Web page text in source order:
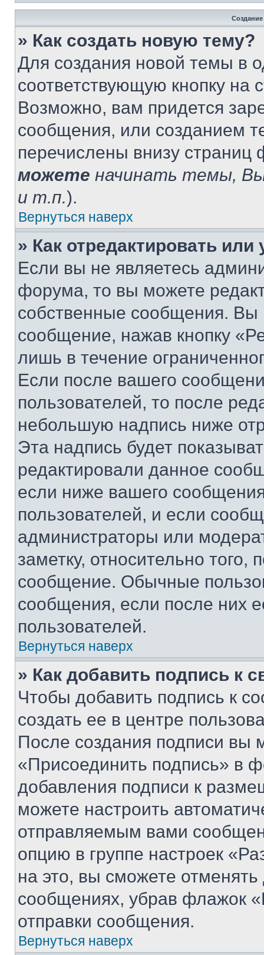
» Как создать новую тему?
Для создания новой темы в
соответствующую кнопку
Возможно, вам придется
сообщения, или созданием
перечислены внизу
можете начинать темы,
и т.п.).
Вернуться наверх
» Как отредактировать
Если вы не являетесь
форума, то вы можете
собственные сообщения. Вы
сообщение, нажав кнопку
лишь в течение
Если после вашего
пользователей, то после
небольшую надпись ниже
Эта надпись будет
редактировали данное
если ниже вашего
пользователей, и если
администраторы или
заметку, относительно
сообщение. Обычные
сообщения, если после них
пользователей.
Вернуться наверх
» Как добавить подпись к
Чтобы добавить подпись к
создать ее в центре
После создания подписи вы
«Присоединить подпись» в
добавления подписи к
можете настроить
отправляемым вами
опцию в группе настроек
на это, вы сможете
сообщениях, убрав флажок
отправки сообщения.
Вернуться наверх